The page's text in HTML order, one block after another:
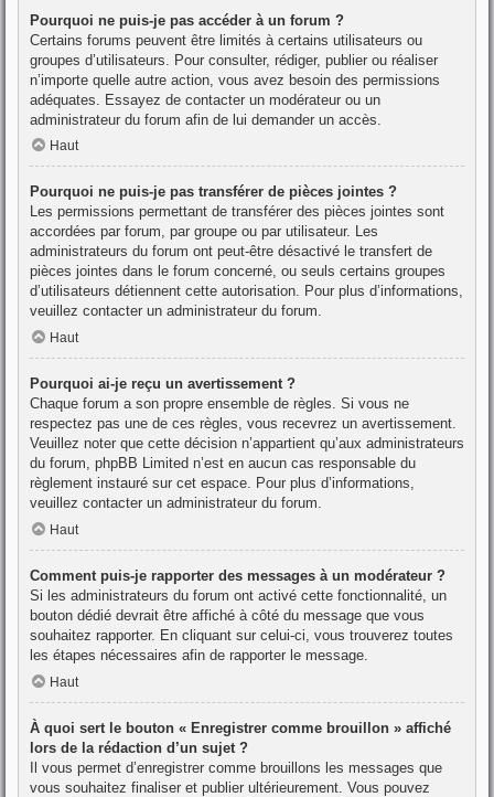
Pourquoi ne puis-je pas accéder à un forum ?
Certains forums peuvent être limités à certains utilisateurs ou
groupes d’utilisateurs. Pour consulter, rédiger, publier ou réaliser
n’importe quelle autre action, vous avez besoin des permissions
adéquates. Essayez de contacter un modérateur ou un
administrateur du forum afin de lui demander un accès.
Haut
Pourquoi ne puis-je pas transférer de pièces jointes ?
Les permissions permettant de transférer des pièces jointes sont
accordées par forum, par groupe ou par utilisateur. Les
administrateurs du forum ont peut-être désactivé le transfert de
pièces jointes dans le forum concerné, ou seuls certains groupes
d’utilisateurs détiennent cette autorisation. Pour plus d’informations,
veuillez contacter un administrateur du forum.
Haut
Pourquoi ai-je reçu un avertissement ?
Chaque forum a son propre ensemble de règles. Si vous ne
respectez pas une de ces règles, vous recevrez un avertissement.
Veuillez noter que cette décision n’appartient qu’aux administrateurs
du forum, phpBB Limited n’est en aucun cas responsable du
règlement instauré sur cet espace. Pour plus d’informations,
veuillez contacter un administrateur du forum.
Haut
Comment puis-je rapporter des messages à un modérateur ?
Si les administrateurs du forum ont activé cette fonctionnalité, un
bouton dédié devrait être affiché à côté du message que vous
souhaitez rapporter. En cliquant sur celui-ci, vous trouverez toutes
les étapes nécessaires afin de rapporter le message.
Haut
À quoi sert le bouton « Enregistrer comme brouillon » affiché
lors de la rédaction d’un sujet ?
Il vous permet d’enregistrer comme brouillons les messages que
vous souhaitez finaliser et publier ultérieurement. Vous pouvez